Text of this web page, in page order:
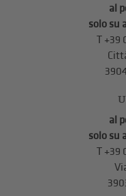
al
solo su
T +39
al
solo su
T+39